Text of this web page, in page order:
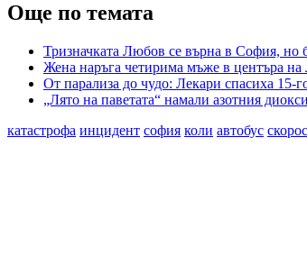
Още по темата
Тризначката Любов се върна в София, но
Жена наръга четирима мъже в центъра
От парализа до чудо: Лекари спасиха 15-
„Лято на паветата“ намали азотния
катастрофа инцидент софия коли автобус